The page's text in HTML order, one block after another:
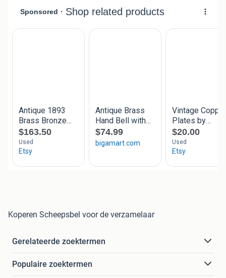
Koperen Scheepsbel voor de verzamelaar
Gerelateerde zoektermen
Populaire zoektermen